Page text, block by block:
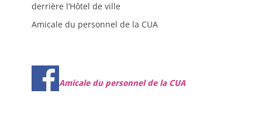
derrière l’Hôtel de ville
Amicale du personnel de la CUA
Amicale du personnel de la CUA